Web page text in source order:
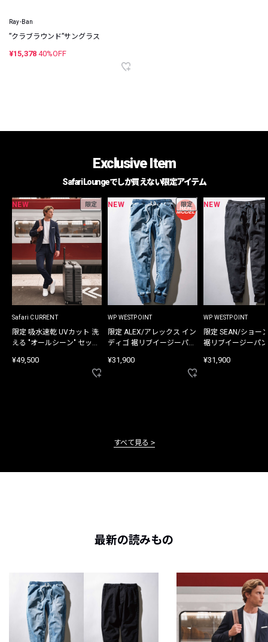
Ray-Ban
”クラブラウンド”サングラス
¥15,378 40%OFF
Exclusive Item
Safari Loungeでしか買えない限定アイテム
NEW 限定
Safari CURRENT
限定 吸水速乾 UVカット 洗
える "オールシーン" セット
¥49,500
NEW 限定
WP WESTPOINT
限定 ALEX/アレックス イン
ディゴ 裾リブイージーパン
¥31,900
NEW
WP WESTPOINT
限定 SEAN/ショー
裾リブイージーパ
¥31,900
すべて見る
最新の読みもの